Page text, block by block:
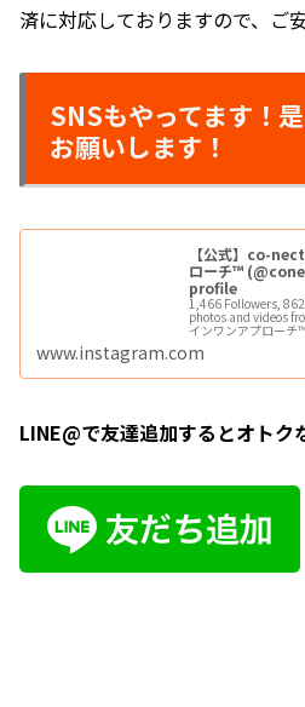
済に対応しておりますので、ご
SNSもやってます！
お願いします！
【公式】co-
ローチ™
profile
1,466 Followers,
photos and videos
インワンアプロー
www.instagram.com
LINE@で友達追加するとオトク